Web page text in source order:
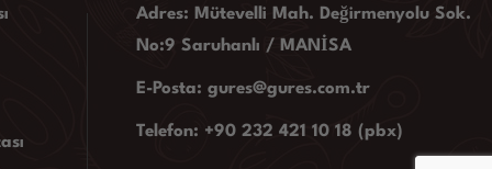
Adres: Mütevelli Mah. Değirmenyolu Sok.
No:9 Saruhanlı / MANİSA
E-Posta: gures@gures.com.tr
Telefon: +90 232 421 10 18 (pbx)